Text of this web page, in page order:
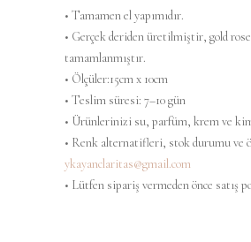
• Tamamen el yapımıdır.
• Gerçek deriden üretilmiştir, gold
tamamlanmıştır.
• Ölçüler:15cm x 10cm
• Teslim süresi: 7–10 gün
• Ürünlerinizi su, parfüm, krem ve
• Renk alternatifleri, stok durumu ve
ykayanclaritas@gmail.com
• Lütfen sipariş vermeden önce satış